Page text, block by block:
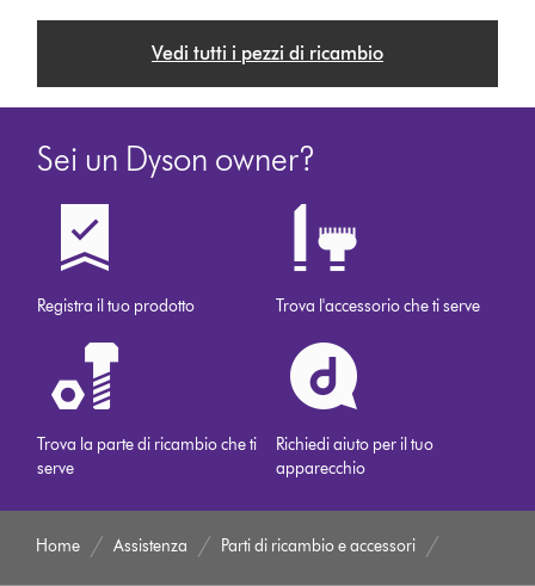
Vedi tutti i pezzi di ricambio
Sei un Dyson owner?
Registra il tuo prodotto Trova l'accessorio che ti serve
Trova la parte di ricambio che ti
serve
Richiedi aiuto per il tuo
apparecchio
Home Assistenza Parti di ricambio e accessori